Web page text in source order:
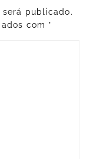
publicado.
com *